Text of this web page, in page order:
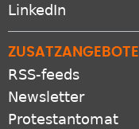
LinkedIn
ZUSATZANGEBOTE
RSS-feeds
Newsletter
Protestantomat